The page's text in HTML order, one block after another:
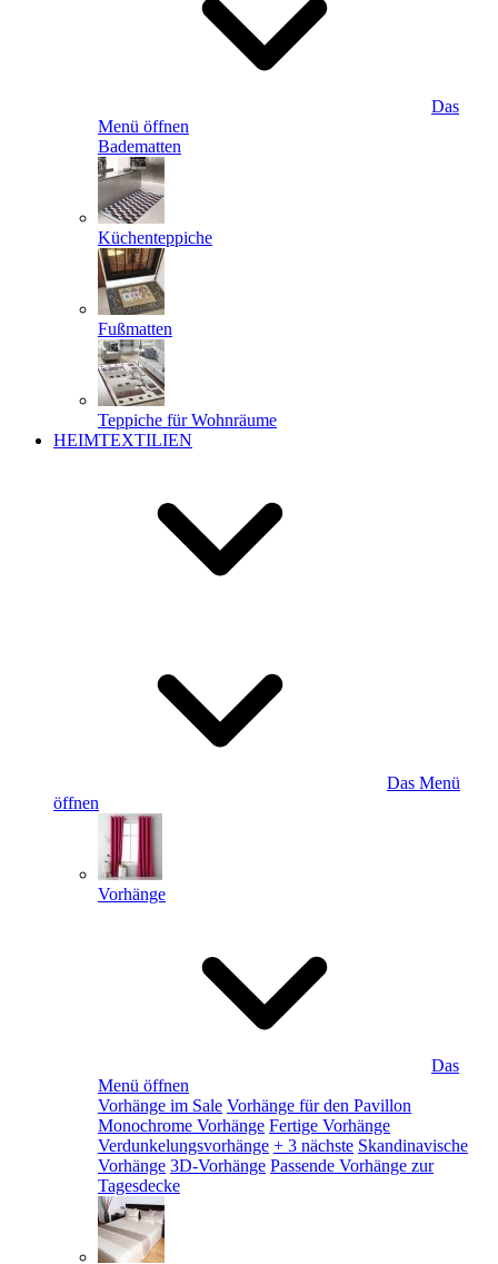
Das
Menü öffnen
Badematten
Küchenteppiche
Fußmatten
Teppiche für Wohnräume
HEIMTEXTILIEN
Das Menü
öffnen
Vorhänge
Das
Menü öffnen
Vorhänge im Sale Vorhänge für den Pavillon
Monochrome Vorhänge Fertige Vorhänge
Verdunkelungsvorhänge + 3 nächste Skandinavische
Vorhänge 3D-Vorhänge Passende Vorhänge zur
Tagesdecke